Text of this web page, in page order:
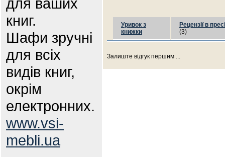
книг.
Шафи зручні
для всіх
видів книг,
окрім
електронних.
www.vsi-
mebli.ua
Уривок з
книжки
Рецензії в пресі
(3)
Залиште відгук першим ...